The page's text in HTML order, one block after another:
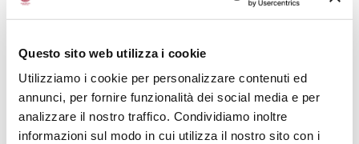
Questo sito web utilizza i cookie
Utilizziamo i cookie per personalizzare contenuti ed
annunci, per fornire funzionalità dei social media e per
analizzare il nostro traffico. Condividiamo inoltre
informazioni sul modo in cui utilizza il nostro sito con i
REGGIANO DOP 24 MESES (EN TRES